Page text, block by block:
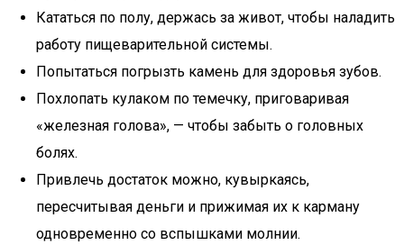
Кататься по полу, держась за живот, чтобы наладить
работу пищеварительной системы.
Попытаться погрызть камень для здоровья зубов.
Похлопать кулаком по темечку, приговаривая
«железная голова», — чтобы забыть о головных
болях.
Привлечь достаток можно, кувыркаясь,
пересчитывая деньги и прижимая их к карману
одновременно со вспышками молнии.